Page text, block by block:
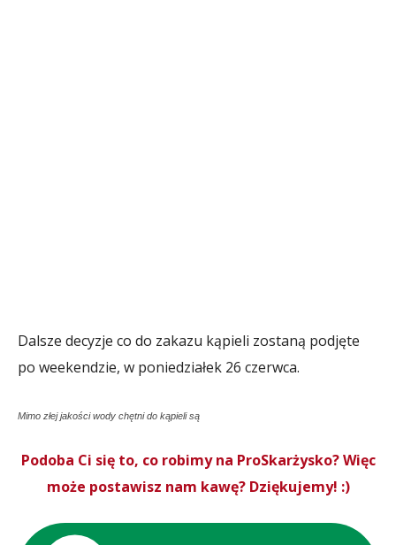
Dalsze decyzje co do zakazu kąpieli zostaną podjęte
po weekendzie, w poniedziałek 26 czerwca.
Mimo złej jakości wody chętni do kąpieli są
Podoba Ci się to, co robimy na ProSkarżysko? Więc
może postawisz nam kawę? Dziękujemy! :)